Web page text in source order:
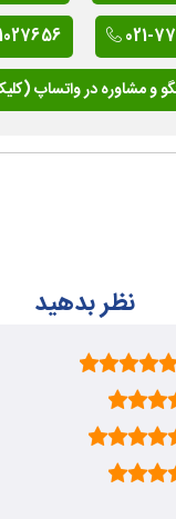
021-
و مشاوره در واتساپ
نظر بدهید